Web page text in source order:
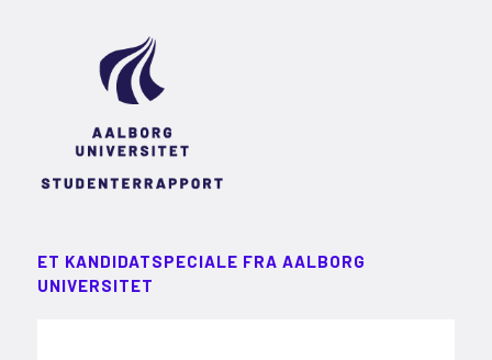
ET KANDIDATSPECIALE FRA AALBORG
UNIVERSITET